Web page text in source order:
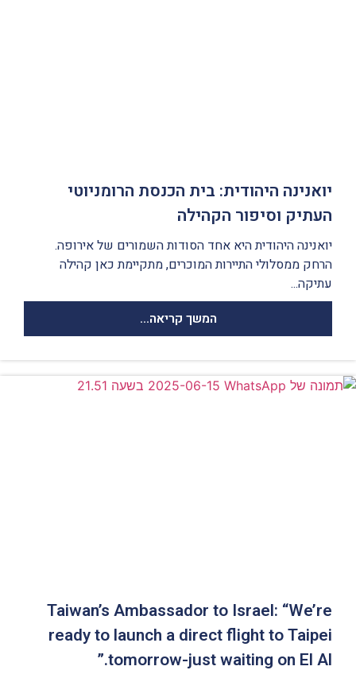
יואנינה היהודית: בית הכנסת הרומניוטי
העתיק וסיפור הקהילה
יואנינה היהודית היא אחד הסודות השמורים של אירופה.
הרחק ממסלולי התיירות המוכרים, מתקיימת כאן קהילה
עתיקה...
המשך קריאה...
Taiwan’s Ambassador to Israel: “We’re
ready to launch a direct flight to Taipei
tomorrow-just waiting on El Al.”